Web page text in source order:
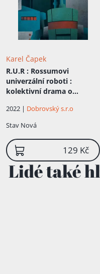
Karel Čapek
R.U.R : Rossumovi
univerzální roboti :
kolektivní drama o
dějstvích
2022 | Dobrovský s.r.o
Stav Nová
129 Kč
Lidé také